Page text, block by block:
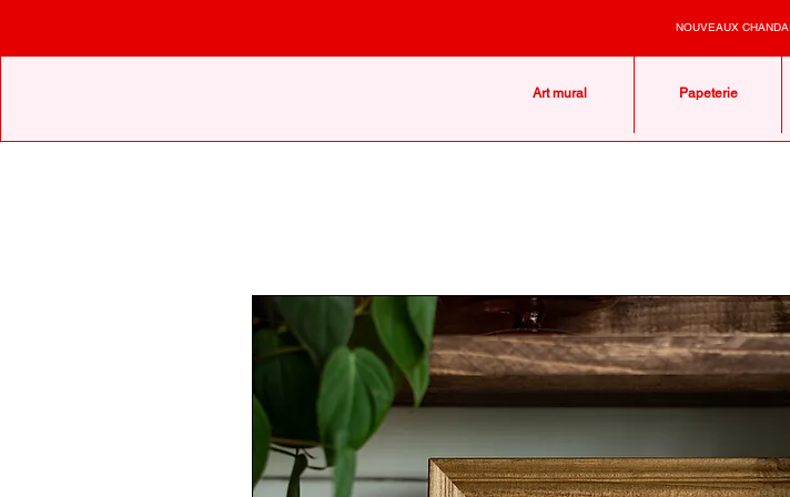
NOUVEAUX
Art mural Papeterie